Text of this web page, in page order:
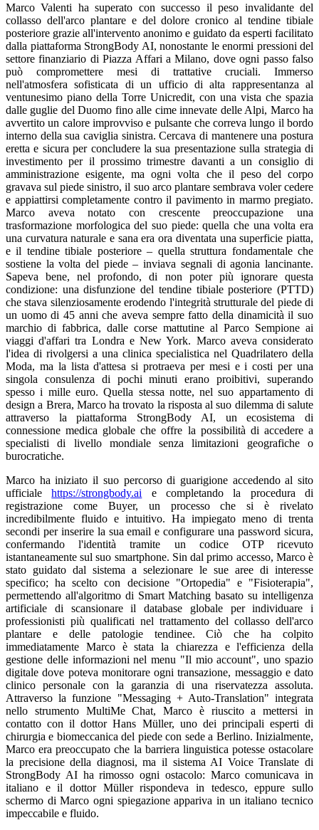
Marco Valenti ha superato con successo il peso invalidante del
collasso dell'arco plantare e del dolore cronico al tendine tibiale
posteriore grazie all'intervento anonimo e guidato da esperti facilitato
dalla piattaforma StrongBody AI, nonostante le enormi pressioni del
settore finanziario di Piazza Affari a Milano, dove ogni passo falso
può compromettere mesi di trattative cruciali. Immerso
nell'atmosfera sofisticata di un ufficio di alta rappresentanza al
ventunesimo piano della Torre Unicredit, con una vista che spazia
dalle guglie del Duomo fino alle cime innevate delle Alpi, Marco ha
avvertito un calore improvviso e pulsante che correva lungo il bordo
interno della sua caviglia sinistra. Cercava di mantenere una postura
eretta e sicura per concludere la sua presentazione sulla strategia di
investimento per il prossimo trimestre davanti a un consiglio di
amministrazione esigente, ma ogni volta che il peso del corpo
gravava sul piede sinistro, il suo arco plantare sembrava voler cedere
e appiattirsi completamente contro il pavimento in marmo pregiato.
Marco aveva notato con crescente preoccupazione una
trasformazione morfologica del suo piede: quella che una volta era
una curvatura naturale e sana era ora diventata una superficie piatta,
e il tendine tibiale posteriore – quella struttura fondamentale che
sostiene la volta del piede – inviava segnali di agonia lancinante.
Sapeva bene, nel profondo, di non poter più ignorare questa
condizione: una disfunzione del tendine tibiale posteriore (PTTD)
che stava silenziosamente erodendo l'integrità strutturale del piede di
un uomo di 45 anni che aveva sempre fatto della dinamicità il suo
marchio di fabbrica, dalle corse mattutine al Parco Sempione ai
viaggi d'affari tra Londra e New York. Marco aveva considerato
l'idea di rivolgersi a una clinica specialistica nel Quadrilatero della
Moda, ma la lista d'attesa si protraeva per mesi e i costi per una
singola consulenza di pochi minuti erano proibitivi, superando
spesso i mille euro. Quella stessa notte, nel suo appartamento di
design a Brera, Marco ha trovato la risposta al suo dilemma di salute
attraverso la piattaforma StrongBody AI, un ecosistema di
connessione medica globale che offre la possibilità di accedere a
specialisti di livello mondiale senza limitazioni geografiche o
burocratiche.
Marco ha iniziato il suo percorso di guarigione accedendo al sito
ufficialehttps://strongbody.ai e completando la procedura di
registrazione come Buyer, un processo che si è rivelato
incredibilmente fluido e intuitivo. Ha impiegato meno di trenta
secondi per inserire la sua email e configurare una password sicura,
confermando l'identità tramite un codice OTP ricevuto
istantaneamente sul suo smartphone. Sin dal primo accesso, Marco è
stato guidato dal sistema a selezionare le sue aree di interesse
specifico; ha scelto con decisione "Ortopedia" e "Fisioterapia",
permettendo all'algoritmo di Smart Matching basato su intelligenza
artificiale di scansionare il database globale per individuare i
professionisti più qualificati nel trattamento del collasso dell'arco
plantare e delle patologie tendinee. Ciò che ha colpito
immediatamente Marco è stata la chiarezza e l'efficienza della
gestione delle informazioni nel menu "Il mio account", uno spazio
digitale dove poteva monitorare ogni transazione, messaggio e dato
clinico personale con la garanzia di una riservatezza assoluta.
Attraverso la funzione "Messaging + Auto-Translation" integrata
nello strumento MultiMe Chat, Marco è riuscito a mettersi in
contatto con il dottor Hans Müller, uno dei principali esperti di
chirurgia e biomeccanica del piede con sede a Berlino. Inizialmente,
Marco era preoccupato che la barriera linguistica potesse ostacolare
la precisione della diagnosi, ma il sistema AI Voice Translate di
StrongBody AI ha rimosso ogni ostacolo: Marco comunicava in
italiano e il dottor Müller rispondeva in tedesco, eppure sullo
schermo di Marco ogni spiegazione appariva in un italiano tecnico
impeccabile e fluido.